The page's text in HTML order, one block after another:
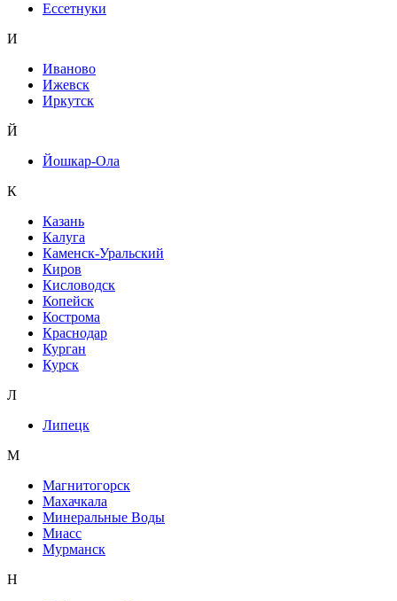
Ессетнуки
И
Иваново
Ижевск
Иркутск
Й
Йошкар-Ола
К
Казань
Калуга
Каменск-Уральский
Киров
Кисловодск
Копейск
Кострома
Краснодар
Курган
Курск
Л
Липецк
М
Магнитогорск
Махачкала
Минеральные Воды
Миасс
Мурманск
Н